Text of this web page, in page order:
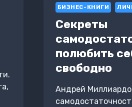
В
А
ПОГОНЯ
ЗА
СЧАСТЬЕМ
ЗАВЕЛА
НАС
ТУПИК
БИЗНЕС-КНИГИ
Секреты
полюбить
свободно
Андрей